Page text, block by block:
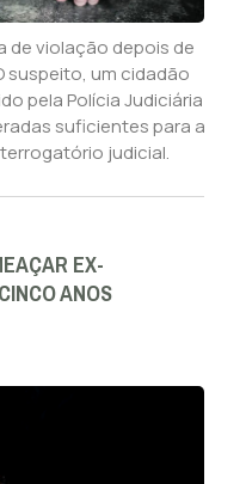
de violação depois de
suspeito, um cidadão
pela Polícia Judiciária
suficientes para a
judicial.
EX-
ANOS